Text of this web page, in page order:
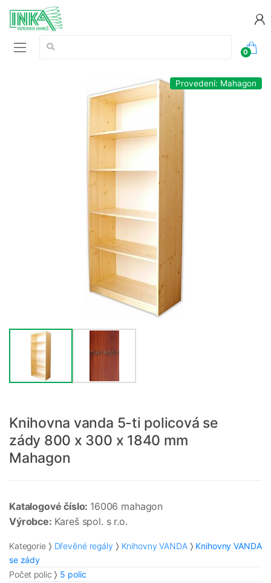
Vyhledávání:
0
Provedení: Mahagon
Knihovna vanda 5-ti policová se
zády 800 x 300 x 1840 mm
Mahagon
Katalogové číslo: 16006 mahagon
Výrobce: Kareš spol. s r.o.
Kategorie Dřevěné regály Knihovny VANDA
Knihovny VANDA
se zády
Počet polic
5 polic